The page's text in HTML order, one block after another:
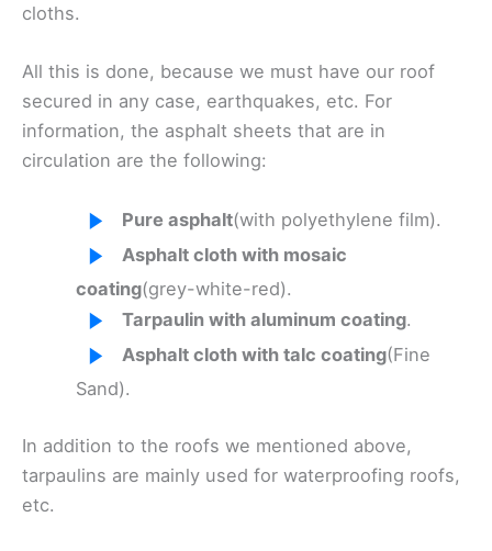
cloths.
All this is done, because we must have our roof
secured in any case, earthquakes, etc. For
information, the asphalt sheets that are in
circulation are the following:
Pure asphalt(with polyethylene film).
Asphalt cloth with mosaic
coating(grey-white-red).
Tarpaulin with aluminum coating.
Asphalt cloth with talc coating(Fine
Sand).
In addition to the roofs we mentioned above,
tarpaulins are mainly used for waterproofing roofs,
etc.